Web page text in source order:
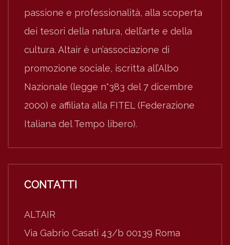
passione e professionalità, alla scoperta
dei tesori della natura, dell’arte e della
cultura. Altair è un’associazione di
promozione sociale, iscritta all’Albo
Nazionale (legge n°383 del 7 dicembre
2000) e affiliata alla FITEL (Federazione
Italiana del Tempo libero).
CONTATTI
ALTAIR
Via Gabrio Casati 43/b 00139 Roma